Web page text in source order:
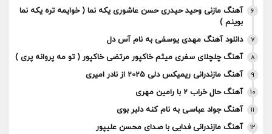
6
آهنگ مازنی وحید حیدری حسن عاشوری یکه نما ( خوایمه تره یکه نما
بوینم )
7 دانلود آهنگ مهدی یوسفی به نام آس دل
8 آهنگ چلچلای سفری میثم خاکپور مرتضی خاکپور ( تو مه پروانه پری )
9 آهنگ مازندرانی ریمیکس دلی 2025 از نادر امیری
10 آهنگ حال خراب 2 با رامین مهری
11 آهنگ جواد عباسی به نام کنه دلبر بوی
12 آهنگ مازندرانی فدایی با صدای محسن علیپور